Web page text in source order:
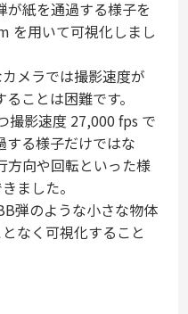
が紙を通過する様子を
を用いて可視化しまし
メラでは撮影速度が
ことは困難です。
撮影速度 27,000 fps で
する様子だけではな
方向や回転といった様
ました。
弾のような小さな物体
なく可視化すること